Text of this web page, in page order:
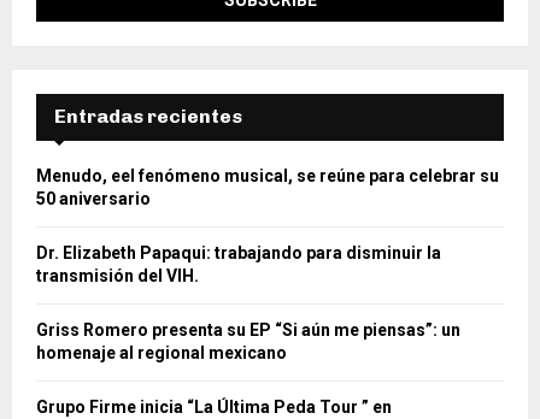
Entradas recientes
Menudo, eel fenómeno musical, se reúne para celebrar su
50 aniversario
Dr. Elizabeth Papaqui: trabajando para disminuir la
transmisión del VIH.
Griss Romero presenta su EP “Si aún me piensas”: un
homenaje al regional mexicano
Grupo Firme inicia “La Última Peda Tour ” en